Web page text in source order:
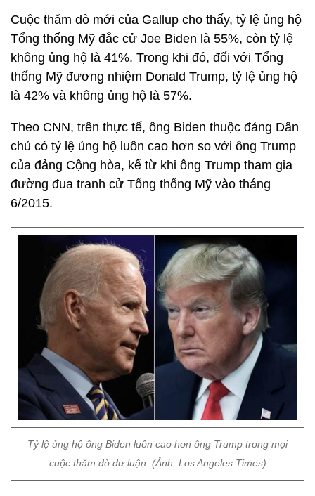
Cuộc thăm dò mới của Gallup cho thấy, tỷ lệ ủng hộ
Tổng thống Mỹ đắc cử Joe Biden là 55%, còn tỷ lệ
không ủng hộ là 41%. Trong khi đó, đối với Tổng
thống Mỹ đương nhiệm Donald Trump, tỷ lệ ủng hộ
là 42% và không ủng hộ là 57%.
Theo CNN, trên thực tế, ông Biden thuộc đảng Dân
chủ có tỷ lệ ủng hộ luôn cao hơn so với ông Trump
của đảng Cộng hòa, kể từ khi ông Trump tham gia
đường đua tranh cử Tổng thống Mỹ vào tháng
6/2015.
Tỷ lệ ủng hộ ông Biden luôn cao hơn ông Trump trong mọi
cuộc thăm dò dư luận. (Ảnh: Los Angeles Times)